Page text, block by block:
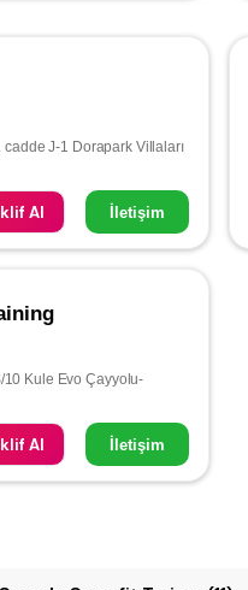
cadde J-1 Dorapark Villaları
Al İletişim
Kule Evo Çayyolu-
Al İletişim